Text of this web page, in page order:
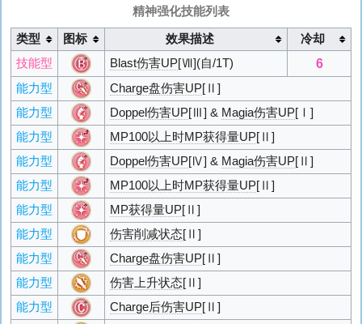
精神强化技能列表
类型 图标 效果描述
冷却
技能型
Blast伤害UP[Ⅶ](自/1T) 6
能力型 Charge盘伤害UP[Ⅱ]
能力型
Doppel伤害UP[Ⅲ] & Magia伤害UP[Ⅰ]
能力型
MP100以上时MP获得量UP[Ⅱ]
能力型
Doppel伤害UP[Ⅳ] & Magia伤害UP[Ⅱ]
能力型
MP100以上时MP获得量UP[Ⅱ]
能力型
MP获得量UP[Ⅱ]
能力型
伤害削减状态[Ⅱ]
能力型
Charge盘伤害UP[Ⅱ]
能力型
伤害上升状态[Ⅱ]
能力型
Charge后伤害UP[Ⅱ]